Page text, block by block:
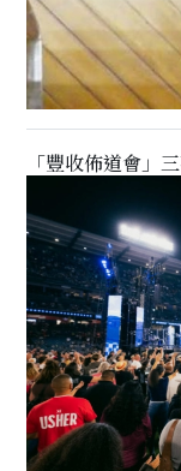
「豐收佈道會」